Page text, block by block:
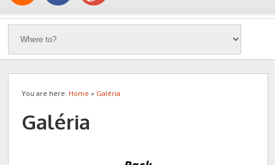
You are here: Home » Galéria
Galéria